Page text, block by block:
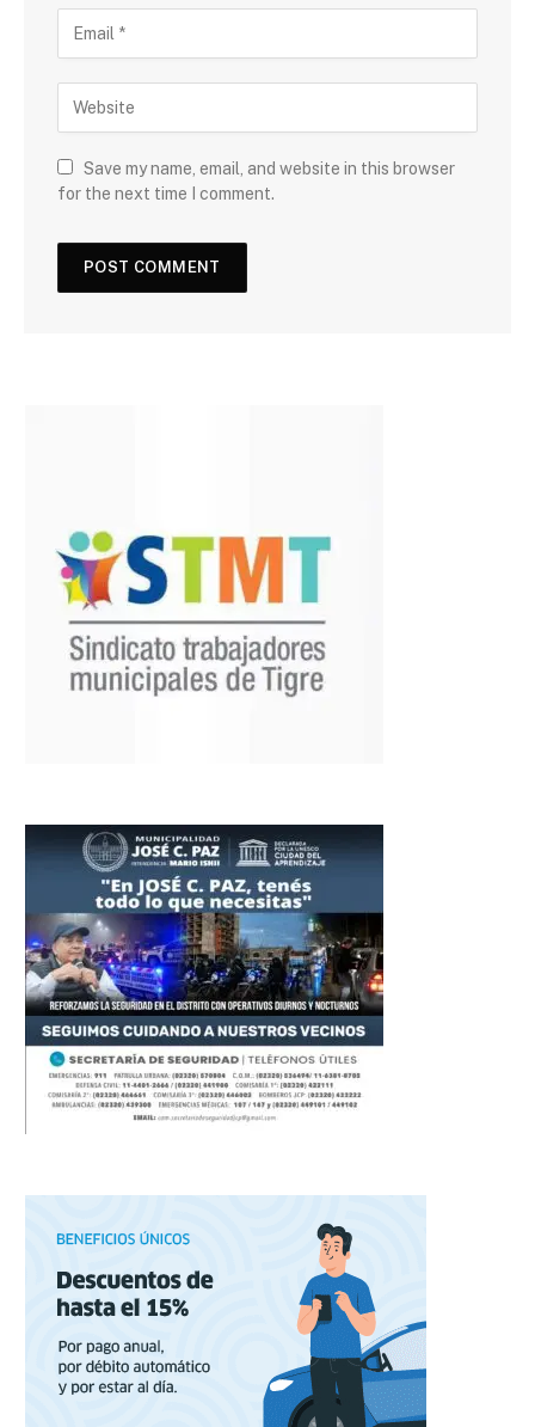
Save my name, email, and website in this browser
for the next time I comment.